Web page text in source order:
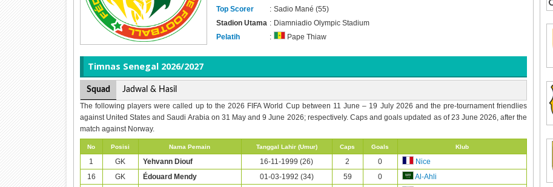
Top Scorer
: Sadio Mané (55)
Stadion Utama : Diamniadio Olympic Stadium
Pelatih
: Pape Thiaw
Timnas Senegal 2026/2027
Squad
Jadwal & Hasil
The following players were called up to the 2026 FIFA World Cup between 11 June – 19 July 2026 and the pre-tournament friendlies
against United States and Saudi Arabia on 31 May and 9 June 2026; respectively. Caps and goals updated as of 23 June 2026, after the
match against Norway.
No Posisi Nama Pemain Tanggal Lahir (Umur) Caps Goals Klub
1 GK Yehvann Diouf 16-11-1999 (26) 2 0
Nice
16
GK Édouard Mendy 01-03-1992 (34) 59 0
Al-Ahli